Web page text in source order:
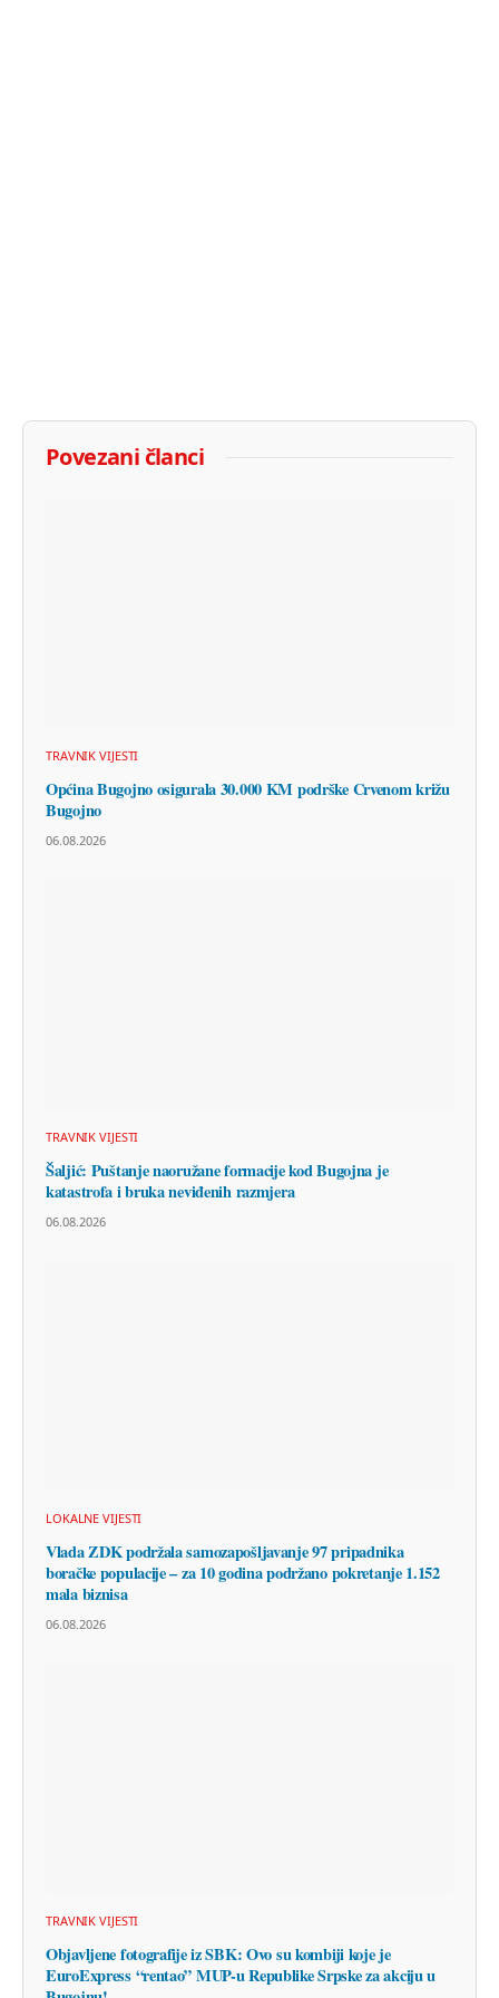
Povezani članci
TRAVNIK VIJESTI
Općina Bugojno osigurala 30.000 KM podrške Crvenom križu
Bugojno
06.08.2026
TRAVNIK VIJESTI
Šaljić: Puštanje naoružane formacije kod Bugojna je
katastrofa i bruka neviđenih razmjera
06.08.2026
LOKALNE VIJESTI
Vlada ZDK podržala samozapošljavanje 97 pripadnika
boračke populacije – za 10 godina podržano pokretanje 1.152
mala biznisa
06.08.2026
TRAVNIK VIJESTI
Objavljene fotografije iz SBK: Ovo su kombiji koje je
EuroExpress “rentao” MUP-u Republike Srpske za akciju u